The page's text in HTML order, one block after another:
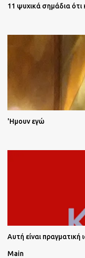
11 ψυχικά σημάδια
'Ημουν εγώ
Αυτή είναι
Main